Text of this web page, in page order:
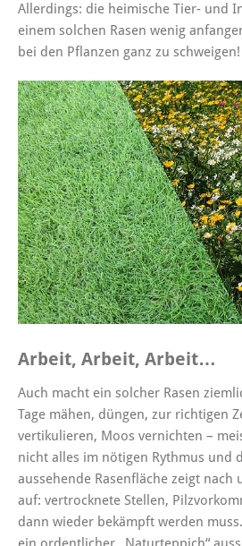
Allerdings: die heimische Tier- und
einem solchen Rasen wenig
bei den Pflanzen ganz zu schweigen!
Arbeit, Arbeit, Arbeit…
Auch macht ein solcher Rasen
Tage mähen, düngen, zur richtigen
vertikulieren, Moos vernichten –
nicht alles im nötigen Rythmus und
aussehende Rasenfläche zeigt nach
auf: vertrocknete Stellen,
dann wieder bekämpft werden